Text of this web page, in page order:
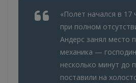
«Полет начался в 17
при полном
Андерс занял место
механика —
несколько минут до
поставили на